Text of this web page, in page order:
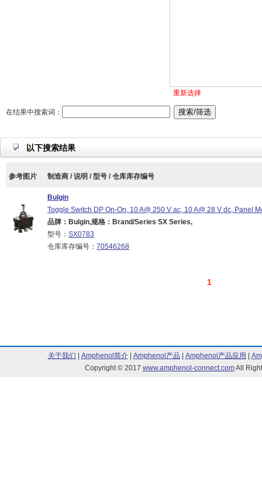
重新选择
在结果中搜索词：
以下搜索结果
参考图片 制造商 / 说明 / 型号 / 仓库库存编号
Bulgin
Toggle Switch DP On-On, 10 A@ 250 V ac, 10 A@ 28 V dc, Panel
品牌：Bulgin,规格：Brand/Series SX Series,
型号： SX0783
仓库库存编号： 70546268
1
关于我们 Amphenol简介| Amphenol产品 Amphenol产品应用
Copyright © 2017 www.amphenol-connect.comAll